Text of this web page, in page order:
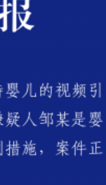
法官巧